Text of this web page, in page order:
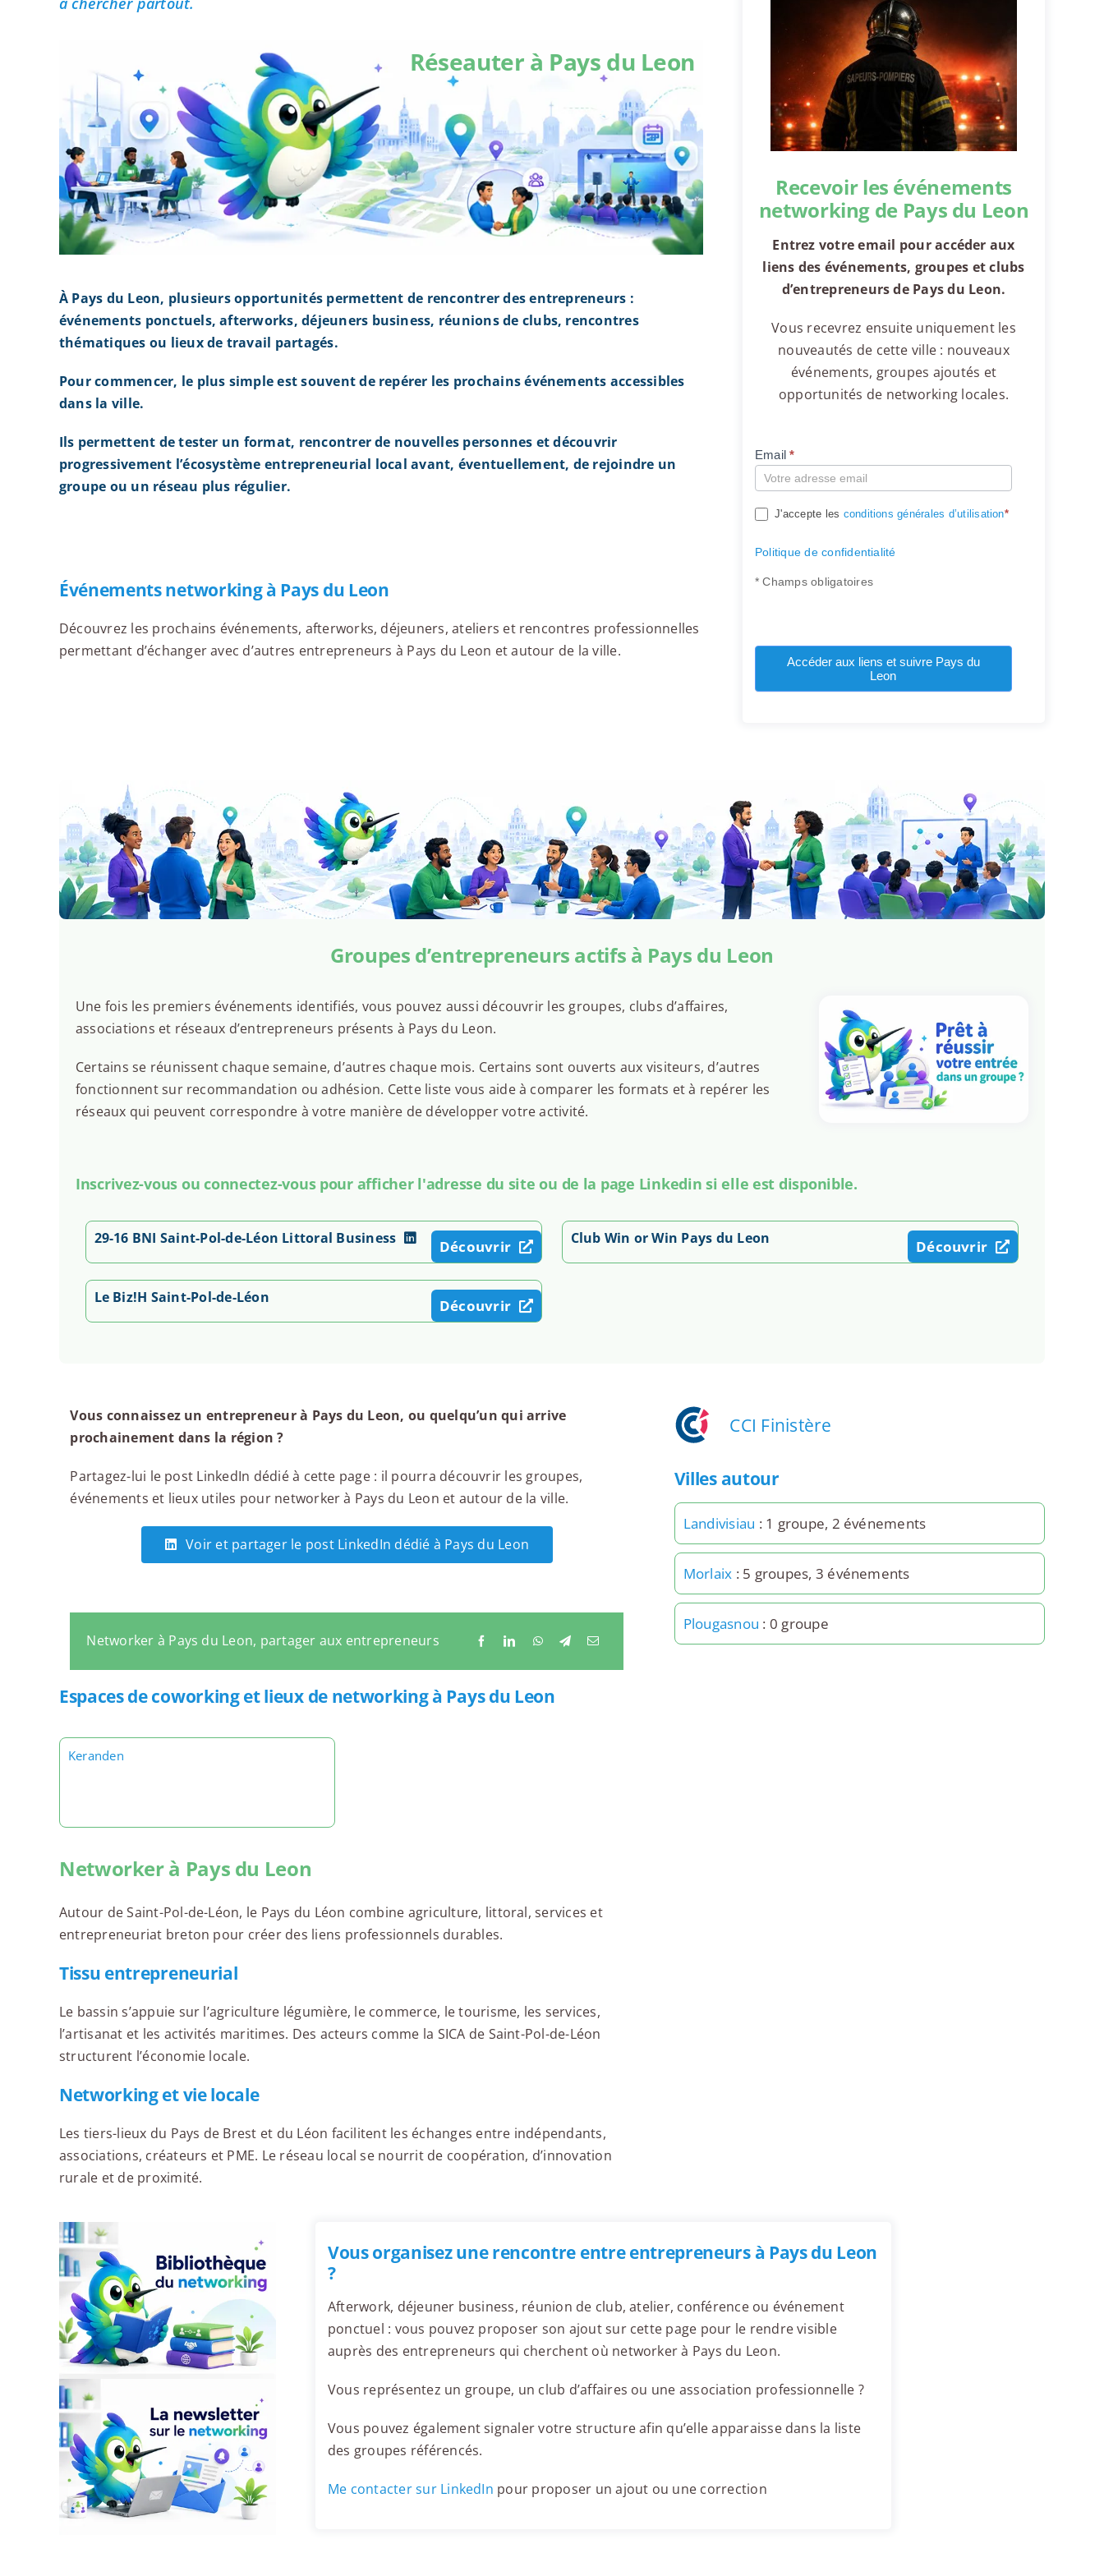
Réseauter à Pays du Leon
À Pays du Leon, plusieurs opportunités permettent de rencontrer des entrepreneurs :
événements ponctuels, afterworks, déjeuners business, réunions de clubs, rencontres
thématiques ou lieux de travail partagés.
Pour commencer, le plus simple est souvent de repérer les prochains événements accessibles
dans la ville.
Ils permettent de tester un format, rencontrer de nouvelles personnes et découvrir
progressivement l’écosystème entrepreneurial local avant, éventuellement, de rejoindre un
groupe ou un réseau plus régulier.
Événements networking à Pays du Leon
Découvrez les prochains événements, afterworks, déjeuners, ateliers et rencontres professionnelles
permettant d’échanger avec d’autres entrepreneurs à Pays du Leon et autour de la ville.
Recevoir les événements
networking de Pays du Leon
Entrez votre email pour accéder aux
liens des événements, groupes et clubs
d’entrepreneurs de Pays du Leon.
Vous recevrez ensuite uniquement les
nouveautés de cette ville : nouveaux
événements, groupes ajoutés et
opportunités de networking locales.
Compte
Email*
J'accepte les conditions générales d’utilisation*
Politique de confidentialité
* Champs obligatoires
Accéder aux liens et suivre Pays du
Leon
Groupes d’entrepreneurs actifs à Pays du Leon
Une fois les premiers événements identifiés, vous pouvez aussi découvrir les groupes, clubs d’affaires,
associations et réseaux d’entrepreneurs présents à Pays du Leon.
Certains se réunissent chaque semaine, d’autres chaque mois. Certains sont ouverts aux visiteurs, d’autres
fonctionnent sur recommandation ou adhésion. Cette liste vous aide à comparer les formats et à repérer les
réseaux qui peuvent correspondre à votre manière de développer votre activité.
Inscrivez-vous ou connectez-vous pour afficher l'adresse du site ou de la page Linkedin si elle est disponible.
29-16 BNI Saint-Pol-de-Léon Littoral Business Découvrir Club Win or Win Pays du Leon Découvrir
Le Biz!H Saint-Pol-de-Léon Découvrir
Vous connaissez un entrepreneur à Pays du Leon, ou quelqu’un qui arrive
prochainement dans la région ?
Partagez-lui le post LinkedIn dédié à cette page : il pourra découvrir les groupes,
événements et lieux utiles pour networker à Pays du Leon et autour de la ville.
Voir et partager le post LinkedIn dédié à Pays du Leon
Networker à Pays du Leon, partager aux entrepreneurs
Espaces de coworking et lieux de networking à Pays du Leon
Keranden
Networker à Pays du Leon
Autour de Saint-Pol-de-Léon, le Pays du Léon combine agriculture, littoral, services et
entrepreneuriat breton pour créer des liens professionnels durables.
Tissu entrepreneurial
Le bassin s’appuie sur l’agriculture légumière, le commerce, le tourisme, les services,
l’artisanat et les activités maritimes. Des acteurs comme la SICA de Saint-Pol-de-Léon
structurent l’économie locale.
Networking et vie locale
Les tiers-lieux du Pays de Brest et du Léon facilitent les échanges entre indépendants,
associations, créateurs et PME. Le réseau local se nourrit de coopération, d’innovation
rurale et de proximité.
CCI Finistère
Villes autour
Landivisiau : 1 groupe, 2 événements
Morlaix : 5 groupes, 3 événements
Plougasnou : 0 groupe
Vous organisez une rencontre entre entrepreneurs à Pays du Leon
?
Afterwork, déjeuner business, réunion de club, atelier, conférence ou événement
ponctuel : vous pouvez proposer son ajout sur cette page pour le rendre visible
auprès des entrepreneurs qui cherchent où networker à Pays du Leon.
Vous représentez un groupe, un club d’affaires ou une association professionnelle ?
Vous pouvez également signaler votre structure afin qu’elle apparaisse dans la liste
des groupes référencés.
Me contacter sur LinkedIn pour proposer un ajout ou une correction